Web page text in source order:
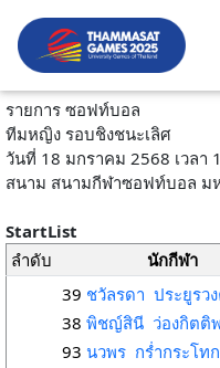
รายการ ซอฟท์บอล
ทีมหญิง รอบชิงชนะเลิศ
วันที่ 18 มกราคม 2568 เวลา
สนาม สนามกีฬาซอฟท์บอล ม
StartList
ลำดับ
นักกีฬา
39 ชวัลรดา ประยูรว
38 พิชญ์สินี ว่องกิตติ
93 นวพร กร่ำกระโทก